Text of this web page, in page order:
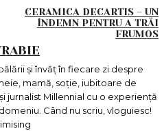
CERAMICA DECARTIS – UN
ÎNDEMN PENTRU A TRĂI
FRUMOS
și învăț în fiecare zi despre
mamă, soție, iubitoare de
jurnalist Millennial cu o experiență
Când nu scriu, vloguiesc!